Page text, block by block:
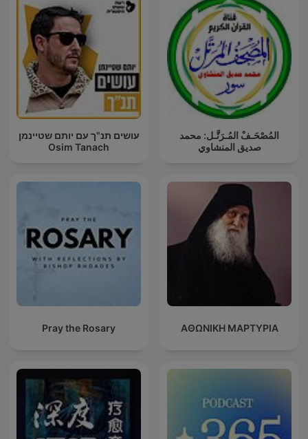
עושים תנ"ך עם יותם שטיינמן
Osim Tanach
المُصْحَـفْ المُـرَتَّـل: محمد
صديق المنشاوي
Pray the Rosary ΑΘΩΝΙΚΗ ΜΑΡΤΥΡΙΑ